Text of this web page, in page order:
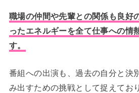
職場の仲間や先輩との関係も良好
ったエネルギーを全て仕事への情
す。
番組への出演も、過去の自分と決
み出すための挑戦として捉えてお